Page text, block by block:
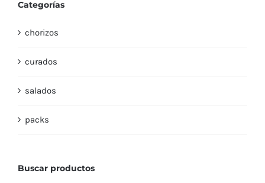
Categorías
chorizos
curados
salados
packs
Buscar productos